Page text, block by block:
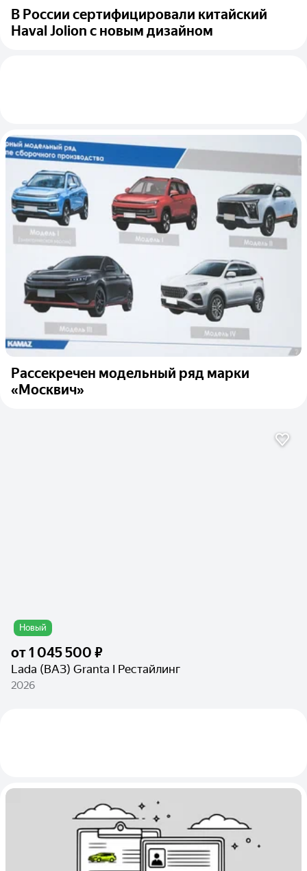
В России сертифицировали китайский
Haval Jolion с новым дизайном
Рассекречен модельный ряд марки
«Москвич»
Новый
от1 045 500 ₽
Lada (ВАЗ) Granta I Рестайлинг
2026